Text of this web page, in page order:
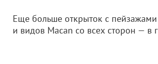
Еще больше открыток с
и видов Macan со всех сторон — в